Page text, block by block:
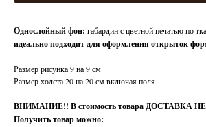
Однослойный фон: габардин с цветной печатью по
идеально подходит для оформления открыток
Размер рисунка 9 на 9 см
Размер холста 20 на 20 см включая поля
ВНИМАНИЕ!! В стоимость товара ДОСТАВКА
Получить товар можно: